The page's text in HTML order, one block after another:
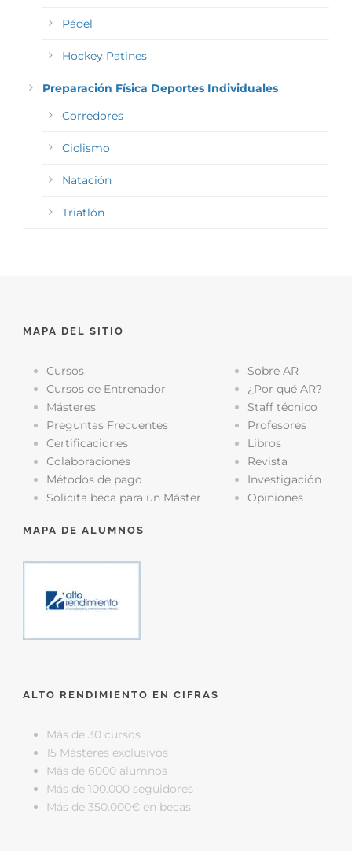
Pádel
Hockey Patines
Preparación Física Deportes Individuales
Corredores
Ciclismo
Natación
Triatlón
MAPA DEL SITIO
Cursos
Cursos de Entrenador
Másteres
Preguntas Frecuentes
Certificaciones
Colaboraciones
Métodos de pago
Solicita beca para un Máster
Sobre AR
¿Por qué AR?
Staff técnico
Profesores
Libros
Revista
Investigación
Opiniones
MAPA DE ALUMNOS
ALTO RENDIMIENTO EN CIFRAS
Más de 30 cursos
15 Másteres exclusivos
Más de 6000 alumnos
Más de 100.000 seguidores
Más de 350.000€ en becas